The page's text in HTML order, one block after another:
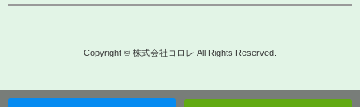
Copyright © 株式会社コロレ All Rights Reserved.